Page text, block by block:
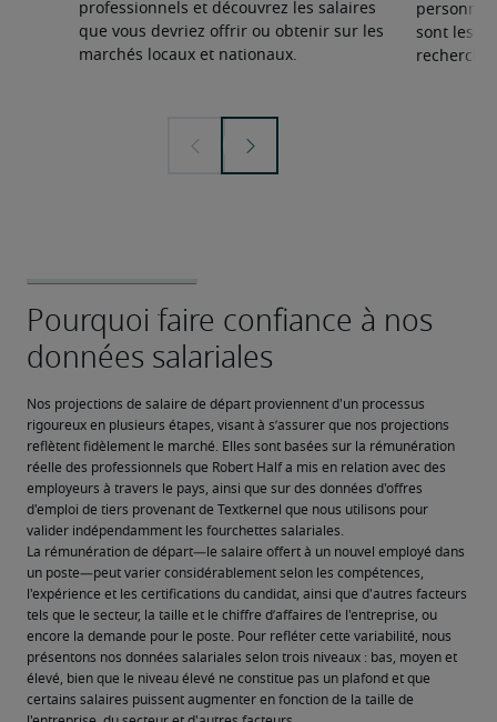
professionnels et découvrez les salaires
que vous devriez offrir ou obtenir sur les
marchés locaux et nationaux.
personnel
sont les
Nos projections de salaire de départ proviennent d'un processus
rigoureux en plusieurs étapes, visant à s’assurer que nos projections
reflètent fidèlement le marché. Elles sont basées sur la rémunération
réelle des professionnels que Robert Half a mis en relation avec des
employeurs à travers le pays, ainsi que sur des données d'offres
d'emploi de tiers provenant de Textkernel que nous utilisons pour
valider indépendamment les fourchettes salariales.
La rémunération de départ—le salaire offert à un nouvel employé dans
un poste—peut varier considérablement selon les compétences,
l'expérience et les certifications du candidat, ainsi que d'autres facteurs
tels que le secteur, la taille et le chiffre d’affaires de l'entreprise, ou
encore la demande pour le poste. Pour refléter cette variabilité, nous
présentons nos données salariales selon trois niveaux : bas, moyen et
élevé, bien que le niveau élevé ne constitue pas un plafond et que
certains salaires puissent augmenter en fonction de la taille de